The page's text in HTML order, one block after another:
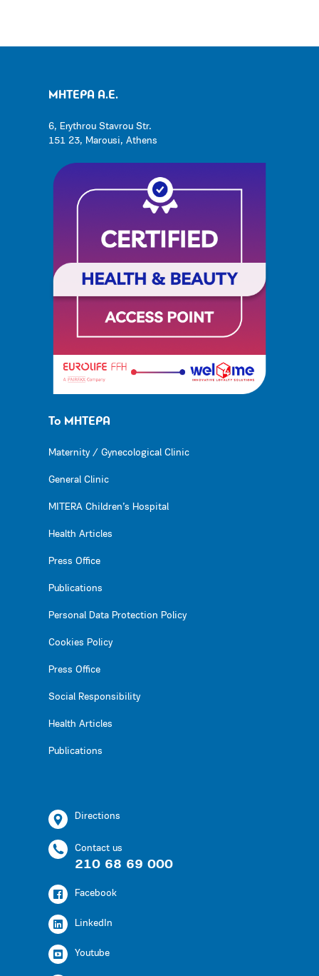
ΜΗΤΕΡΑ Α.Ε.
6, Erythrou Stavrou Str.
151 23, Marousi, Athens
Το ΜΗΤΕΡΑ
Maternity / Gynecological Clinic
General Clinic
MITERA Children’s Hospital
Health Articles
Press Office
Publications
Personal Data Protection Policy
Cookies Policy
Press Office
Social Responsibility
Health Articles
Publications
Directions
Contact us
210 68 69 000
Facebook
LinkedIn
Youtube